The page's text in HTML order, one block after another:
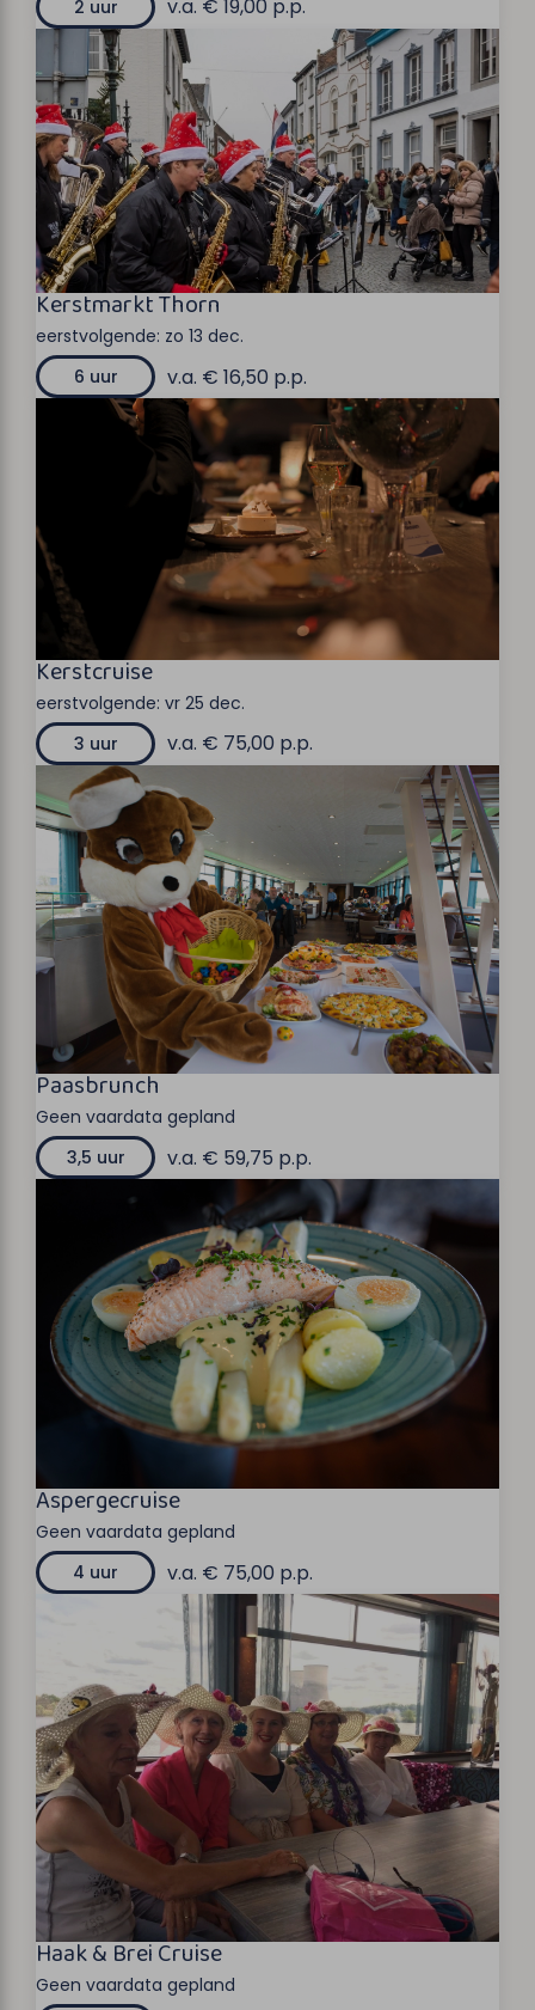
2 uur v.a. € 19,00 p.p.
Kerstmarkt Thorn
eerstvolgende: zo 13 dec.
6 uur
v.a. € 16,50 p.p.
Kerstcruise
eerstvolgende: vr 25 dec.
3 uur
v.a. € 75,00 p.p.
Paasbrunch
Geen vaardata gepland
3,5 uur
v.a. € 59,75 p.p.
Aspergecruise
Geen vaardata gepland
4 uur
v.a. € 75,00 p.p.
Haak & Brei Cruise
Geen vaardata gepland